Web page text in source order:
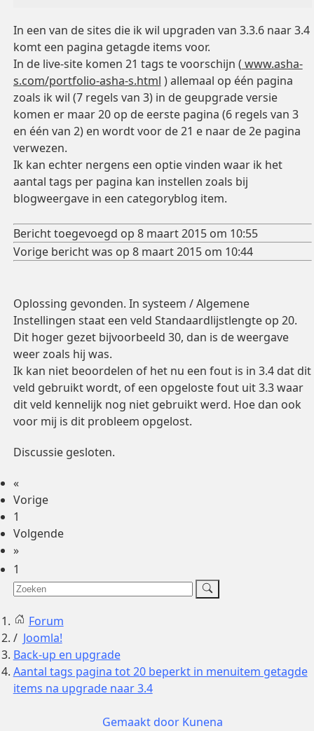
In een van de sites die ik wil upgraden van 3.3.6 naar 3.4
komt een pagina getagde items voor.
In de live-site komen 21 tags te voorschijn ( www.asha-
s.com/portfolio-asha-s.html ) allemaal op één pagina
zoals ik wil (7 regels van 3) in de geupgrade versie
komen er maar 20 op de eerste pagina (6 regels van 3
en één van 2) en wordt voor de 21 e naar de 2e pagina
verwezen.
Ik kan echter nergens een optie vinden waar ik het
aantal tags per pagina kan instellen zoals bij
blogweergave in een categoryblog item.
Bericht toegevoegd op 8 maart 2015 om 10:55
Vorige bericht was op 8 maart 2015 om 10:44
Oplossing gevonden. In systeem / Algemene
Instellingen staat een veld Standaardlijstlengte op 20.
Dit hoger gezet bijvoorbeeld 30, dan is de weergave
weer zoals hij was.
Ik kan niet beoordelen of het nu een fout is in 3.4 dat dit
veld gebruikt wordt, of een opgeloste fout uit 3.3 waar
dit veld kennelijk nog niet gebruikt werd. Hoe dan ook
voor mij is dit probleem opgelost.
Discussie gesloten.
«
Vorige
1
Volgende
»
1
Forum
Joomla!
Back-up en upgrade
Aantal tags pagina tot 20 beperkt in menuitem getagde
items na upgrade naar 3.4
Gemaakt door Kunena